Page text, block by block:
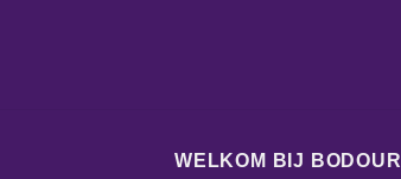
WELKOM BIJ BODOUR